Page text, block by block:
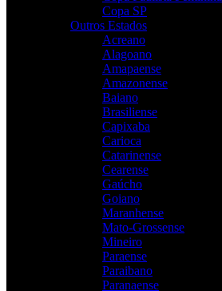
Copa SP
Outros Estados
Acreano
Alagoano
Amapaense
Amazonense
Baiano
Brasiliense
Capixaba
Carioca
Catarinense
Cearense
Gaúcho
Goiano
Maranhense
Mato-Grossense
Mineiro
Paraense
Paraibano
Paranaense